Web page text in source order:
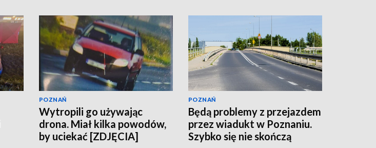
POZNAŃ
Wytropili go używając
drona. Miał kilka powodów,
by uciekać [ZDJĘCIA]
POZNAŃ
Będą problemy z przejazdem
przez wiadukt w Poznaniu.
Szybko się nie skończą